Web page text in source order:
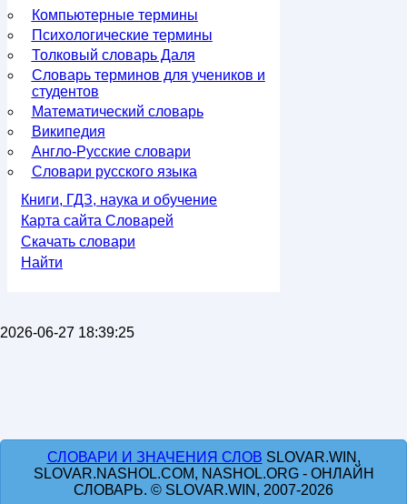
Компьютерные термины
Психологические термины
Толковый словарь Даля
Словарь терминов для учеников и
студентов
Математический словарь
Википедия
Англо-Русские словари
Словари русского языка
Книги, ГДЗ, наука и обучение
Карта сайта Словарей
Скачать словари
Найти
2026-06-27 18:39:25
СЛОВАРИ И ЗНАЧЕНИЯ СЛОВ SLOVAR.WIN,
SLOVAR.NASHOL.COM, NASHOL.ORG - ОНЛАЙН
СЛОВАРЬ. © SLOVAR.WIN, 2007-2026